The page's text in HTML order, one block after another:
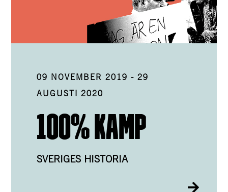
09 NOVEMBER 2019 -29
AUGUSTI 2020
100% KAMP
SVERIGES HISTORIA